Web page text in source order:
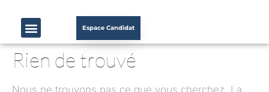
Espace Candidat
Rien de trouvé
Nous ne trouvons pas ce que vous cherchez. La